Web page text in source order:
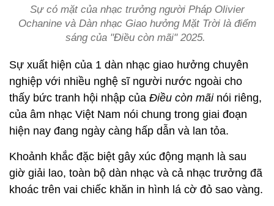
Sự có mặt của nhạc trưởng người Pháp Olivier
Ochanine và Dàn nhạc Giao hưởng Mặt Trời là điểm
sáng của "Điều còn mãi" 2025.
Sự xuất hiện của 1 dàn nhạc giao hưởng chuyên
nghiệp với nhiều nghệ sĩ người nước ngoài cho
thấy bức tranh hội nhập của Điều còn mãinói riêng,
của âm nhạc Việt Nam nói chung trong giai đoạn
hiện nay đang ngày càng hấp dẫn và lan tỏa.
Khoảnh khắc đặc biệt gây xúc động mạnh là sau
giờ giải lao, toàn bộ dàn nhạc và cả nhạc trưởng đã
khoác trên vai chiếc khăn in hình lá cờ đỏ sao vàng.